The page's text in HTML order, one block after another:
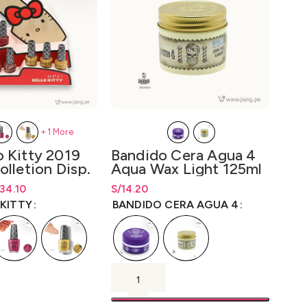
Kitty 2019
Disp.
Disp. x Kit
34.10desde S/34.10
desde
+1 More
Bandido Cera Agua 4
Aqua Wax Light 125ml
S/14.20
Rango de precios: desde
hastaS/14.20
BANDIDO CERA AGUA 4